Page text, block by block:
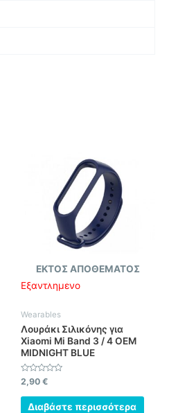
ΕΚΤΌΣ ΑΠΟΘΈΜΑΤΟΣ
Εξαντλημένο
Wearables
Λουράκι Σιλικόνης για
Xiaomi Mi Band 3 / 4 OEM
MIDNIGHT BLUE
Βαθμολογήθηκε
με
0
από
2,90 €
Διαβάστε περισσότερα